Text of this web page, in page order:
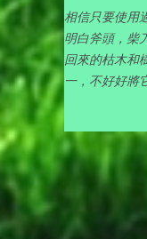
相信只要使用
明白斧頭，柴
回來的枯木和
一，不好好將
以對喜愛玩柴
其實十分重
找一件可以集
能於一身的
草，又可以